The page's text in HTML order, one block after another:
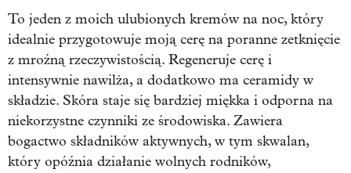
To jeden z moich ulubionych kremów na noc, który
idealnie przygotowuje moją cerę na poranne zetknięcie
z mroźną rzeczywistością. Regeneruje cerę i
intensywnie nawilża, a dodatkowo ma ceramidy w
składzie. Skóra staje się bardziej miękka i odporna na
niekorzystne czynniki ze środowiska. Zawiera
bogactwo składników aktywnych, w tym skwalan,
który opóźnia działanie wolnych rodników,